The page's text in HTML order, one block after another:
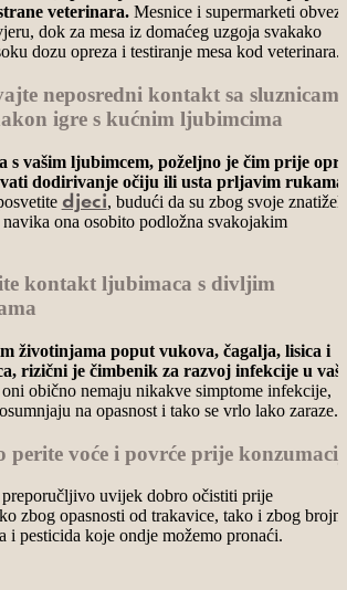
veterinara.Mesnice i supermarketi
dok za mesa iz domaćeg uzgoja svakako
dozu opreza i testiranje mesa kod veterinara.
neposredni kontakt sa
igre s kućnim ljubimcima
s vašim ljubimcem, poželjno je čim prije
dodirivanje očiju ili usta prljavim
djeci, budući da su zbog svoje
ona osobito podložna svakojakim
kontakt ljubimaca s divljim
životinjama poput vukova, čagalja, lisica i
rizični je čimbenik za razvoj infekcije u
obično nemaju nikakve simptome infekcije,
na opasnost i tako se vrlo lako zaraze.
perite voće i povrće prije
uvijek dobro očistiti prije
zbog opasnosti od trakavice, tako i zbog
i pesticida koje ondje možemo pronaći.